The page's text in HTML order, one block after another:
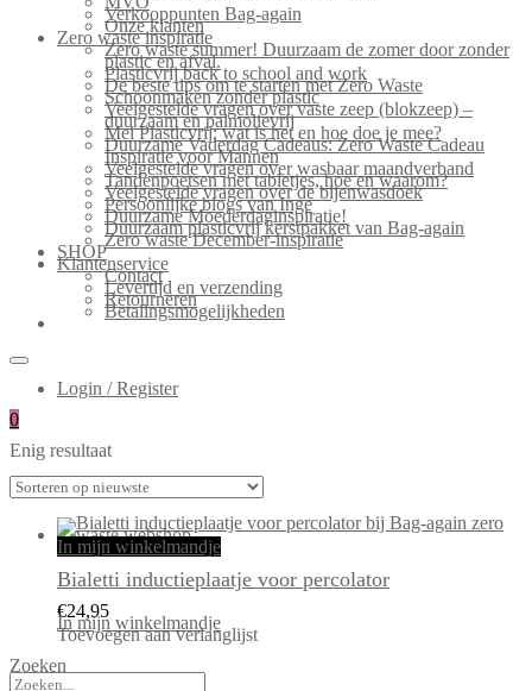
Verkooppunten Bag-again
Onze klanten
Zero waste inspiratie
Zero waste summer! Duurzaam de zomer door zonder
plastic en afval.
Plasticvrij back to school and work
De beste tips om te starten met Zero Waste
Schoonmaken zonder plastic
Veelgestelde vragen over vaste zeep (blokzeep) –
duurzaam en palmolievrij
Mei Plasticvrij: wat is het en hoe doe je mee?
Duurzame Vaderdag Cadeaus: Zero Waste Cadeau
Inspiratie voor Mannen
Veelgestelde vragen over wasbaar maandverband
Tandenpoetsen met tabletjes, hoe en waarom?
Veelgestelde vragen over de bijenwasdoek
Persoonlijke blogs van Inge
Duurzame Moederdaginspiratie!
Duurzaam plasticvrij kerstpakket van Bag-again
Zero waste December-inspiratie
SHOP
Klantenservice
Contact
Levertijd en verzending
Retourneren
Betalingsmogelijkheden
Login / Register
0
Enig resultaat
In mijn winkelmandje
Bialetti inductieplaatje voor percolator
€24,95
In mijn winkelmandje
Toevoegen aan verlanglijst
Zoeken